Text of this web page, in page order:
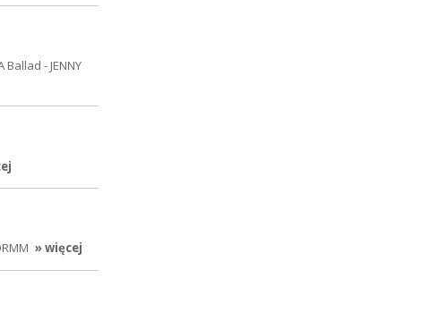
Ballad - JENNY
» więcej